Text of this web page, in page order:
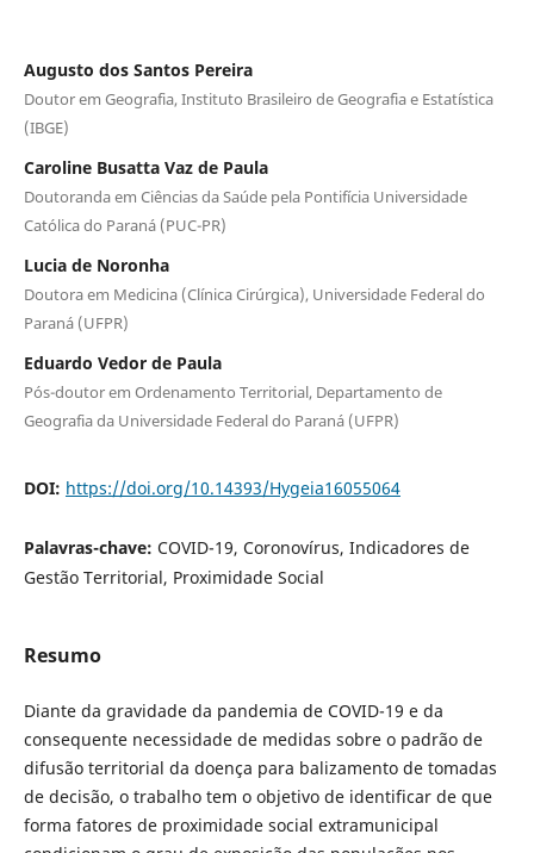
Augusto dos Santos Pereira
Doutor em Geografia, Instituto Brasileiro de Geografia e Estatística
(IBGE)
Caroline Busatta Vaz de Paula
Doutoranda em Ciências da Saúde pela Pontifícia Universidade
Católica do Paraná (PUC-PR)
Lucia de Noronha
Doutora em Medicina (Clínica Cirúrgica), Universidade Federal do
Paraná (UFPR)
Eduardo Vedor de Paula
Pós-doutor em Ordenamento Territorial, Departamento de
Geografia da Universidade Federal do Paraná (UFPR)
DOI: https://doi.org/10.14393/Hygeia16055064
Palavras-chave: COVID-19, Coronovírus, Indicadores de
Gestão Territorial, Proximidade Social
Resumo
Diante da gravidade da pandemia de COVID-19 e da
consequente necessidade de medidas sobre o padrão de
difusão territorial da doença para balizamento de tomadas
de decisão, o trabalho tem o objetivo de identificar de que
forma fatores de proximidade social extramunicipal